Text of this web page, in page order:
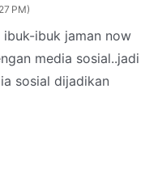
PM
ibuk-ibuk jaman now
media sosial..jadi
sosial dijadikan